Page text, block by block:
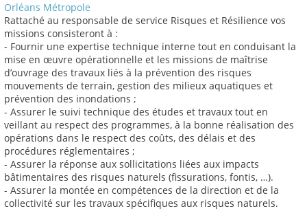
Orléans Métropole
Rattaché au responsable de service Risques et Résilience vos
missions consisteront à :
- Fournir une expertise technique interne tout en conduisant la
mise en œuvre opérationnelle et les missions de maîtrise
d’ouvrage des travaux liés à la prévention des risques
mouvements de terrain, gestion des milieux aquatiques et
prévention des inondations ;
- Assurer le suivi technique des études et travaux tout en
veillant au respect des programmes, à la bonne réalisation des
opérations dans le respect des coûts, des délais et des
procédures réglementaires ;
- Assurer la réponse aux sollicitations liées aux impacts
bâtimentaires des risques naturels (fissurations, fontis, …).
- Assurer la montée en compétences de la direction et de la
collectivité sur les travaux spécifiques aux risques naturels.